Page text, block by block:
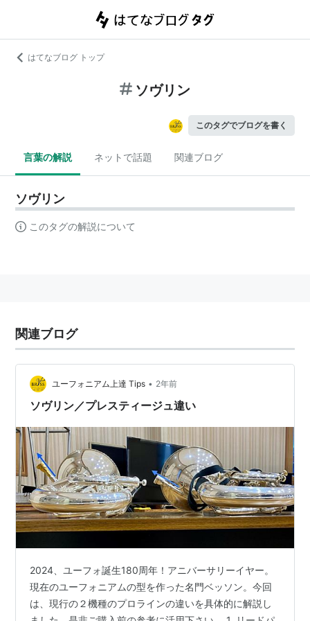
はてなブログ トップ
ソヴリン
このタグでブログを書く
言葉の解説 ネットで話題 関連ブログ
ソヴリン
このタグの解説について
関連ブログ
ユーフォニアム上達 Tips • 2年前
ソヴリン／プレスティージュ違い
2024、ユーフォ誕生180周年！アニバーサリーイヤー。
現在のユーフォニアムの型を作った名門ベッソン。今回
は、現行の２機種のプロラインの違いを具体的に解説し